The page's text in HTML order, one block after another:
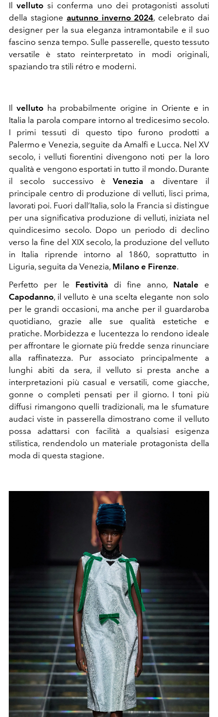
Ilvelluto si conferma uno dei protagonisti assoluti
della stagione autunno inverno 2024, celebrato dai
designer per la sua eleganza intramontabile e il suo
fascino senza tempo. Sulle passerelle, questo tessuto
versatile è stato reinterpretato in modi originali,
spaziando tra stili rétro e moderni.
Il vellutoha probabilmente origine in Oriente e in
Italia la parola compare intorno al tredicesimo secolo.
I primi tessuti di questo tipo furono prodotti a
Palermo e Venezia, seguite da Amalfi e Lucca. Nel XV
secolo, i velluti fiorentini divengono noti per la loro
qualità e vengono esportati in tutto il mondo. Durante
il secolo successivo èVenezia a diventare il
principale centro di produzione di velluti, lisci prima,
lavorati poi. Fuori dall’Italia, solo la Francia si distingue
per una significativa produzione di velluti, iniziata nel
quindicesimo secolo. Dopo un periodo di declino
verso la fine del XIX secolo, la produzione del velluto
in Italia riprende intorno al 1860, soprattutto in
Liguria, seguita da Venezia, Milano e Firenze.
Perfetto per le Festività di fine anno, Natale e
Capodanno, il velluto è una scelta elegante non solo
per le grandi occasioni, ma anche per il guardaroba
quotidiano, grazie alle sue qualità estetiche e
pratiche. Morbidezza e lucentezza lo rendono ideale
per affrontare le giornate più fredde senza rinunciare
alla raffinatezza. Pur associato principalmente a
lunghi abiti da sera, il velluto si presta anche a
interpretazioni più casual e versatili, come giacche,
gonne o completi pensati per il giorno. I toni più
diffusi rimangono quelli tradizionali, ma le sfumature
audaci viste in passerella dimostrano come il velluto
possa adattarsi con facilità a qualsiasi esigenza
stilistica, rendendolo un materiale protagonista della
moda di questa stagione.